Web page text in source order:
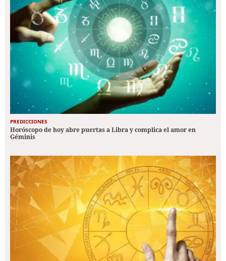
PREDICCIONES
Horóscopo de hoy abre puertas a Libra y complica el amor en
Géminis